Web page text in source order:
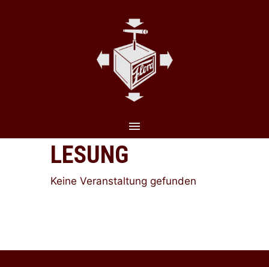
LESUNG
Keine Veranstaltung gefunden